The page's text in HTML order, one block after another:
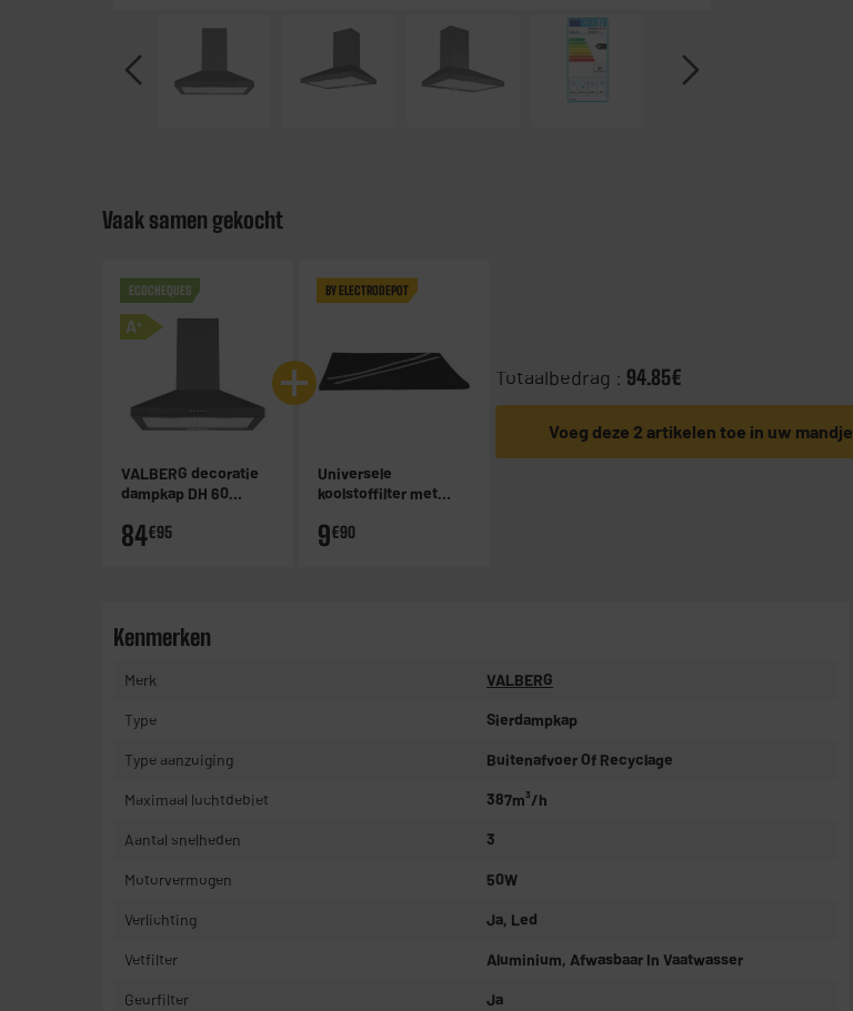
Vaak samen gekocht
ECOCHEQUES
A+
VALBERG decoratie
dampkap DH 60
84€95
BY ELECTRODEPOT
Universele
koolstoffilter met
ELECTRODEPOT
9€90
Totaalbedrag : 94.85€
Voeg deze 2 artikelen toe in uw mandje
Kenmerken
Merk VALBERG
Type Sierdampkap
Type aanzuiging Buitenafvoer Of Recyclage
Maximaal luchtdebiet 387m³/h
Aantal snelheden 3
Motorvermogen 50W
Verlichting Ja, Led
Vetfilter Aluminium, Afwasbaar In Vaatwasser
Geurfilter Ja